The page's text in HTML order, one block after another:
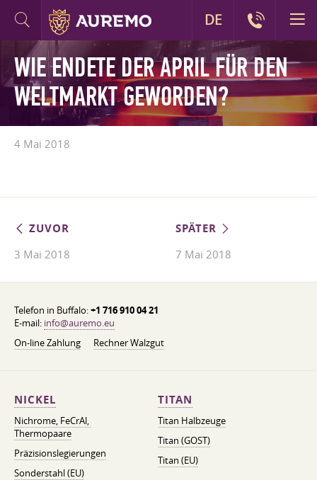
WIE ENDETE DER APRIL FÜR DEN
WELTMARKT GEWORDEN?
4 Mai 2018
ZUVOR
3 Mai 2018
SPÄTER
7 Mai 2018
Telefon in Buffalo:+1 716 910 04 21
E-mail: info@auremo.eu
On-line Zahlung
Rechner Walzgut
NICKEL
Nichrome, FeСrAl, ​​
Thermopaare
Präzisionslegierungen
Sonderstahl (EU)
TITAN
Titan Halbzeuge
Titan (GOST)
Titan (EU)
DE